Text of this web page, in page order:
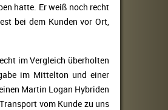
hatte. Er weiß noch recht
bei dem Kunden vor Ort,
im Vergleich überholten
im Mittelton und einer
Martin Logan Hybriden
vom Kunde zu uns